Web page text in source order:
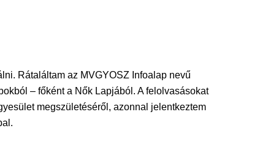
Rátaláltam az MVGYOSZ Infoalap nevű
– főként a Nők Lapjából. A felolvasásokat
megszületéséről, azonnal jelentkeztem